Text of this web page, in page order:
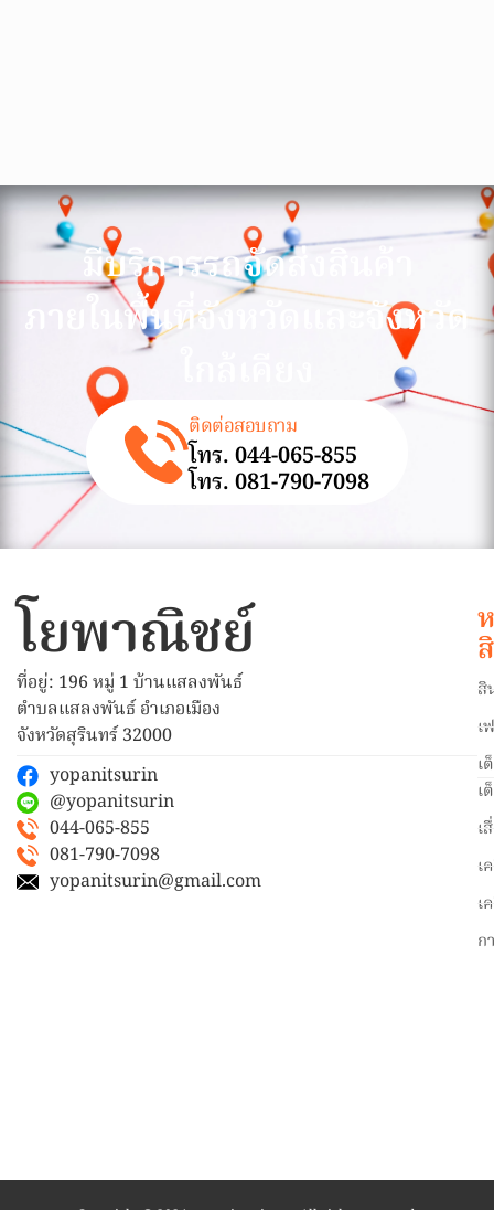
มีบริการรถจัดส่งสินค้า
ภายในพื้นที่จังหวัดและจังหวัด
ติดต่อสอบถาม
โทร. 044-065-855
โทร. 081-790-7098
โยพาณิชย์
ที่อยู่: 196 หมู่ 1 บ้านแสลงพันธ์
ตำบลแสลงพันธ์ อำเภอเมือง
จังหวัดสุรินทร์ 32000
yopanitsurin
@yopanitsurin
044-065-855
081-790-7098
yopanitsurin@gmail.com
สิ
เ
เ
เ
เ
เ
เ
ก